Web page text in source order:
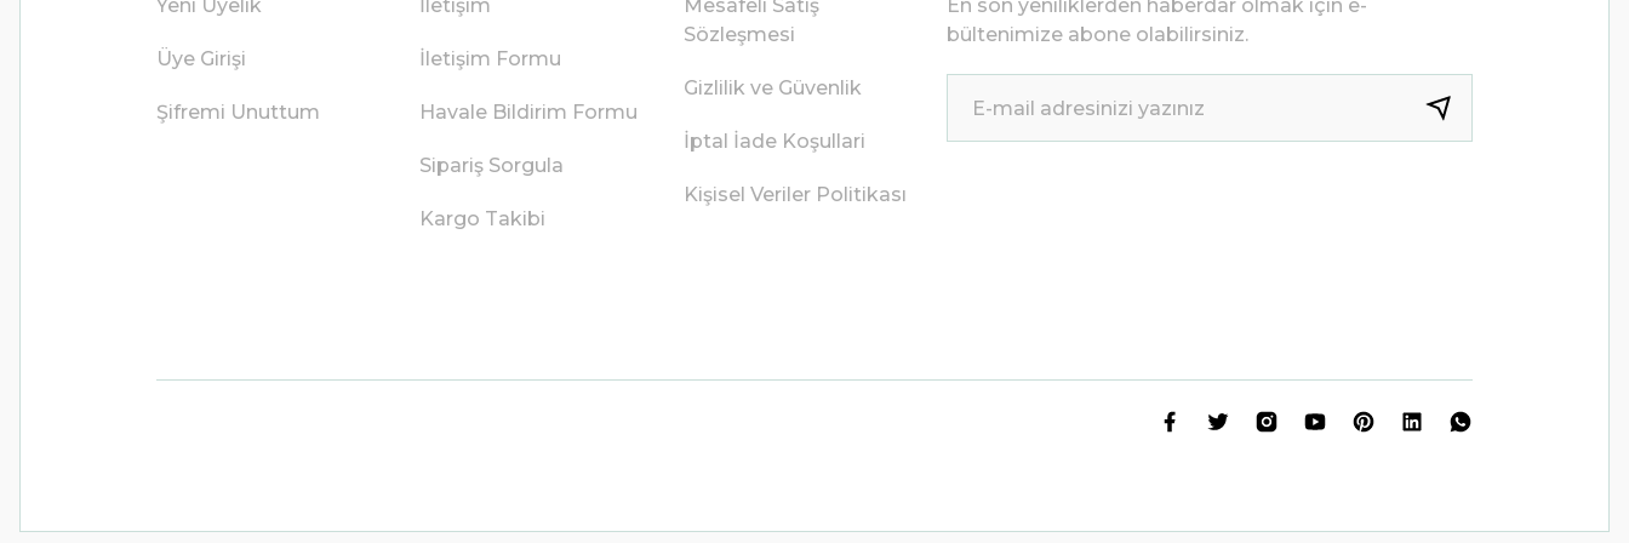
Yeni Üyelik
Üye Girişi
Şifremi Unuttum
İletişim
İletişim Formu
Havale Bildirim Formu
Sipariş Sorgula
Kargo Takibi
Mesafeli Satış
Sözleşmesi
Gizlilik ve Güvenlik
İptal İade Koşullari
Kişisel Veriler Politikası
En son yeniliklerden haberdar olmak için e-
bültenimize abone olabilirsiniz.